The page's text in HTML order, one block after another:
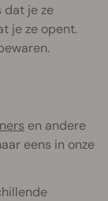
dat je ze
je ze opent.
en andere
eens in onze